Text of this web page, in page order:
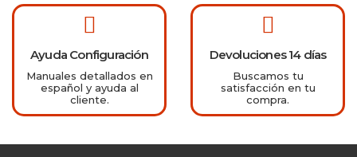
Ayuda Configuración
Manuales detallados en
español y ayuda al
cliente.
Devoluciones 14 días
Buscamos tu
satisfacción en tu
compra.